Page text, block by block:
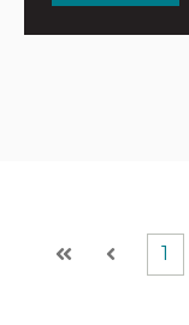
First Prev
1